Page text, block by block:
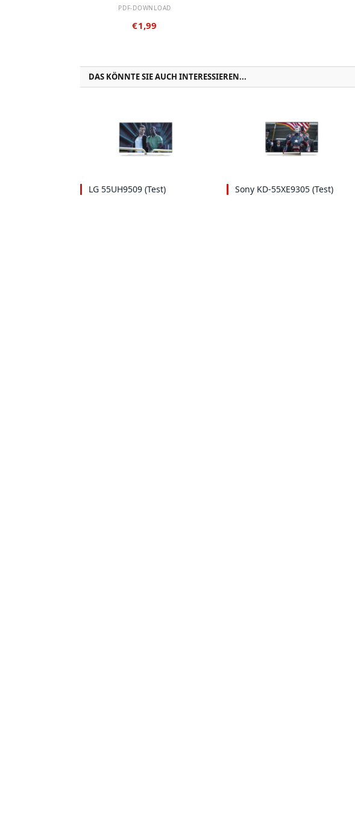
PDF-DOWNLOAD
€1,99
DAS KÖNNTE SIE AUCH INTERESSIEREN...
LG 55UH9509 (Test) Sony KD-55XE9305 (Test)